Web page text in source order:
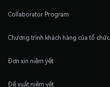
Collaborator Program
Chương trình khách hàng của tổ chức
Đơn xin niêm yết
Đề xuất niêm yết